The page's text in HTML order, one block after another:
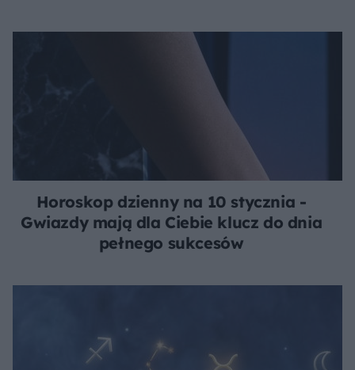
Horoskop dzienny na 10 stycznia -
Gwiazdy mają dla Ciebie klucz do dnia
pełnego sukcesów